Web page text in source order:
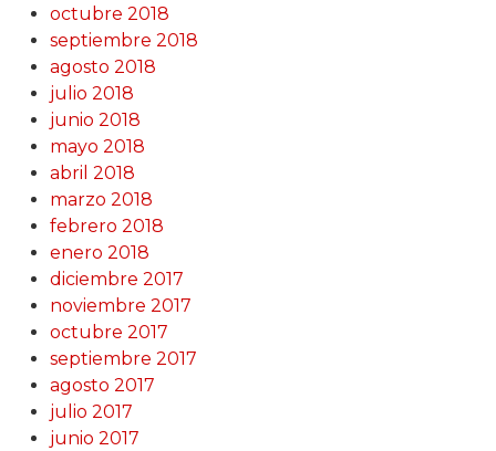
octubre 2018
septiembre 2018
agosto 2018
julio 2018
junio 2018
mayo 2018
abril 2018
marzo 2018
febrero 2018
enero 2018
diciembre 2017
noviembre 2017
octubre 2017
septiembre 2017
agosto 2017
julio 2017
junio 2017